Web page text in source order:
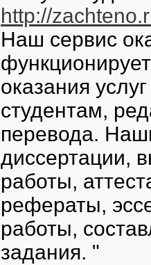
http://
Наш сервис
оказания
студентам,
перевода.
диссертации,
работы,
рефераты,
работы,
задания. "